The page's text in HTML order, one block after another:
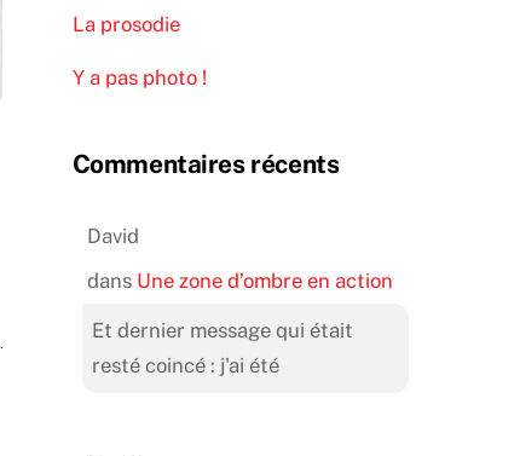
La prosodie
Y a pas photo !
Commentaires récents
David
dans Une zone d’ombre en action
Et dernier message qui était
resté coincé : j'ai été